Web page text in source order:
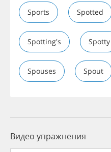
Sports Spotted
Spotting's Spotty
Spouses Spout
Видео упражнения